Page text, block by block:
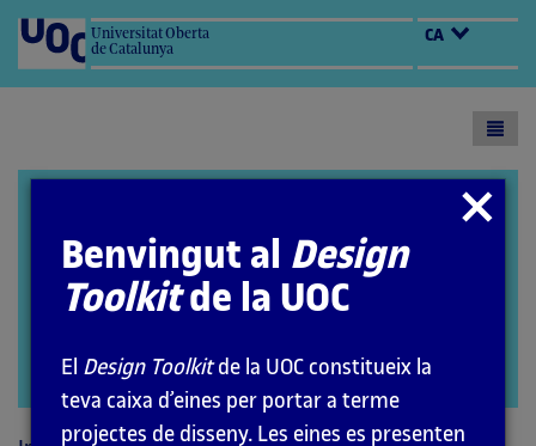
Universitat Oberta
de Catalunya
CA
Tancar
modal
Benvingut al Design
Toolkitde la UOC
El Design Toolkitde la UOC constitueix la
teva caixa d’eines per portar a terme
projectes de disseny. Les eines es presenten